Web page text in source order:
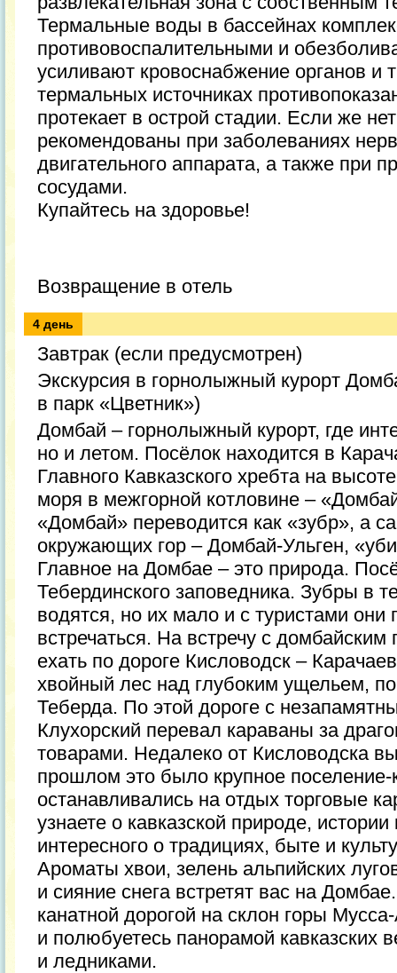
Термальные воды в бассейнах
противовоспалительными и
усиливают кровоснабжение органов и
термальных источниках
протекает в острой стадии. Если же
рекомендованы при заболеваниях
двигательного аппарата, а также при
сосудами.
Купайтесь на здоровье!
Возвращение в отель
4 день
Завтрак (если предусмотрен)
Экскурсия в горнолыжный курорт
в парк «Цветник»)
Домбай – горнолыжный курорт, где
но и летом. Посёлок находится в
Главного Кавказского хребта на
моря в межгорной котловине –
«Домбай» переводится как «зубр», а
окружающих гор – Домбай-Ульген,
Главное на Домбае – это природа.
Тебердинского заповедника. Зубры в
водятся, но их мало и с туристами они
встречаться. На встречу с
ехать по дороге Кисловодск –
хвойный лес над глубоким ущельем, по
Теберда. По этой дороге с
Клухорский перевал караваны за
товарами. Недалеко от Кисловодска
прошлом это было крупное поселение-
останавливались на отдых торговые
узнаете о кавказской природе,
интересного о традициях, быте и
Ароматы хвои, зелень альпийских
и сияние снега встретят вас на
канатной дорогой на склон горы
и полюбуетесь панорамой кавказских
и ледниками.